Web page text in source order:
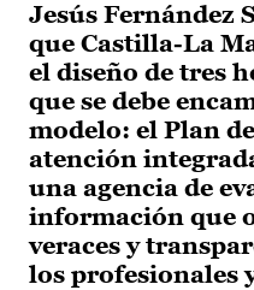
Jesús Fernández
que Castilla-La
el diseño de tres
que se debe
modelo: el Plan
atención
una agencia de
información que
veraces y
los profesionales